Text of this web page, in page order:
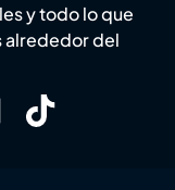
y todo lo que
alrededor del